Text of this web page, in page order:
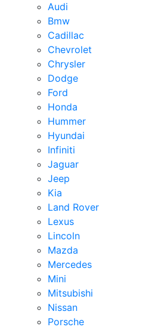
Audi
Bmw
Cadillac
Chevrolet
Chrysler
Dodge
Ford
Honda
Hummer
Hyundai
Infiniti
Jaguar
Jeep
Kia
Land Rover
Lexus
Lincoln
Mazda
Mercedes
Mini
Mitsubishi
Nissan
Porsche